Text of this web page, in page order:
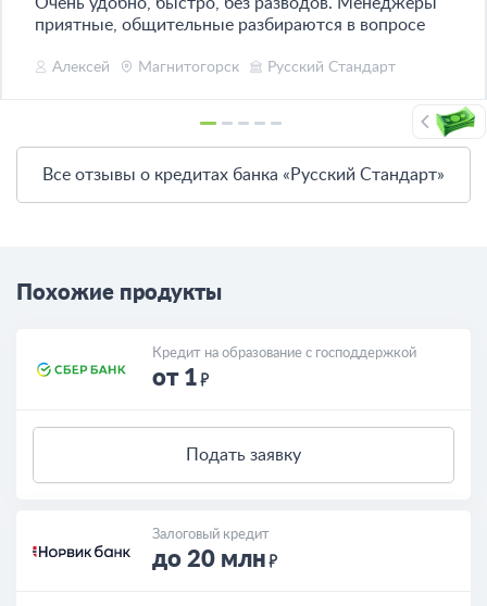
Очень удобно, быстро, без разводов. Менеджеры
приятные, общительные разбираются в вопросе
Алексей Магнитогорск Русский Стандарт
Все отзывы о кредитах банка «Русский Стандарт»
Похожие продукты
Кредит на образование с господдержкой
от 1
Подать заявку
Залоговый кредит
до 20 млн